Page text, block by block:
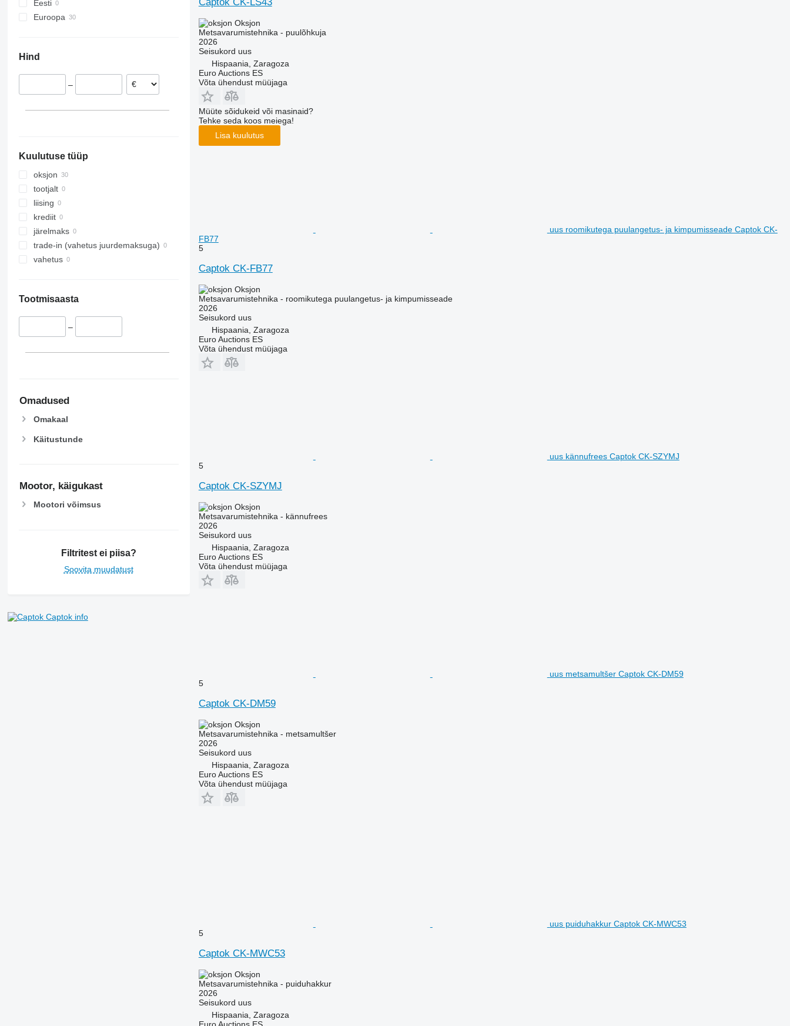
6930
F-series
Wisent
Eesti
Euroopa
Belgia
Hind
–
Kuulutuse tüüp
oksjon
tootjalt
liising
krediit
järelmaks
trade-in (vahetus juurdemaksuga)
vahetus
Tootmisaasta
–
Omadused
Omakaal
Käitustunde
Mootor, käigukast
Mootori võimsus
Filtritest ei piisa?
Soovita muudatust
Captok info
Oksjon
Metsavarumistehnika - puulõhkuja
2026
Seisukord uus
Hispaania, Zaragoza
Euro Auctions ES
Võta ühendust müüjaga
Müüte sõidukeid või masinaid?
Tehke seda koos meiega!
Lisa kuulutus
uus roomikutega puulangetus- ja kimpumisseade Captok CK-
FB77
5
Captok CK-FB77
Oksjon
Metsavarumistehnika - roomikutega puulangetus- ja kimpumisseade
2026
Seisukord uus
Hispaania, Zaragoza
Euro Auctions ES
Võta ühendust müüjaga
uus kännufrees Captok CK-SZYMJ
5
Captok CK-SZYMJ
Oksjon
Metsavarumistehnika - kännufrees
2026
Seisukord uus
Hispaania, Zaragoza
Euro Auctions ES
Võta ühendust müüjaga
uus metsamultšer Captok CK-DM59
5
Captok CK-DM59
Oksjon
Metsavarumistehnika - metsamultšer
2026
Seisukord uus
Hispaania, Zaragoza
Euro Auctions ES
Võta ühendust müüjaga
uus puiduhakkur Captok CK-MWC53
5
Captok CK-MWC53
Oksjon
Metsavarumistehnika - puiduhakkur
2026
Seisukord uus
Hispaania, Zaragoza
Euro Auctions ES